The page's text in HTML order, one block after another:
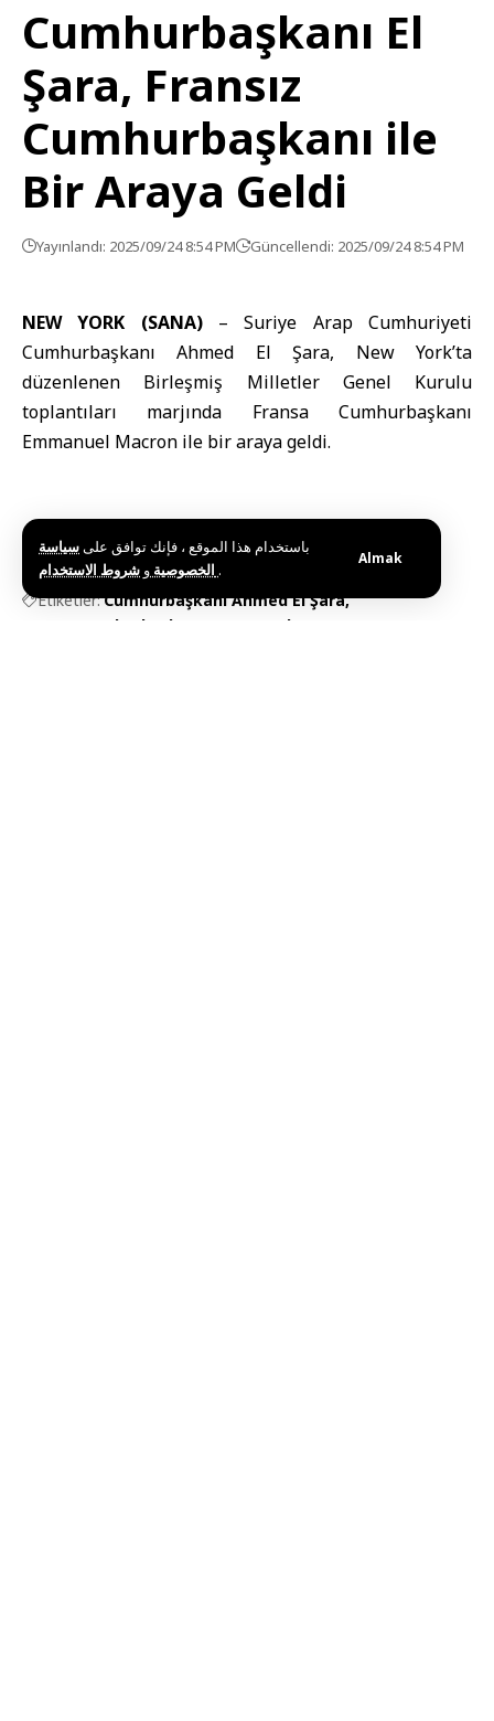
باستخدام هذا الموقع ، فإنك توافق علىسياسة
الخصوصية و .
Almak
Cumhurbaşkanı El
Şara, Fransız
Cumhurbaşkanı ile
Bir Araya Geldi
Yayınlandı: 2025/09/24 8:54 PM Güncellendi: 2025/09/24 8:54 PM
NEW YORK (SANA) – Suriye Arap Cumhuriyeti
Cumhurbaşkanı Ahmed El Şara, New York’ta
düzenlenen Birleşmiş Milletler Genel Kurulu
toplantıları marjında Fransa Cumhurbaşkanı
Emmanuel Macron ile bir araya geldi.
Etiketler:Cumhurbaşkanı Ahmed El Şara
Fransa Cumhurbaşkanı Emmanuel Macron